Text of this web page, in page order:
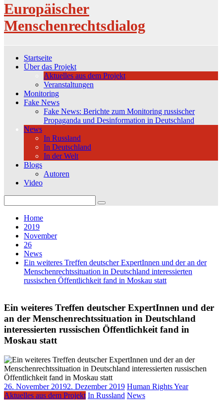
Europäischer
Menschenrechtsdialog
Startseite
Über das Projekt
Aktuelles aus dem Projekt
Veranstaltungen
Monitoring
Fake News
Fake News: Berichte zum Monitoring russischer
Propaganda und Desinformation in Deutschland
News
In Russland
In Deutschland
In der Welt
Blogs
Autoren
Video
for:
Home
2019
November
26
News
Ein weiteres Treffen deutscher ExpertInnen und der an der
Menschenrechtssituation in Deutschland interessierten
russischen Öffentlichkeit fand in Moskau statt
Ein weiteres Treffen deutscher ExpertInnen und der
an der Menschenrechtssituation in Deutschland
interessierten russischen Öffentlichkeit fand in
Moskau statt
26. November 20192. Dezember 2019 Human Rights Year
Aktuelles aus dem Projekt In Russland News